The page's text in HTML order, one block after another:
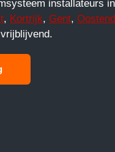
installateurs in
, Kortrijk, Gent,